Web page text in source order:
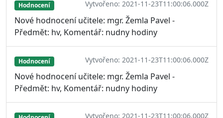
Hodnocení Vytvořeno: 2021-11-23T11:00:06.000Z
Nové hodnocení učitele: mgr. Žemla Pavel -
Předmět: hv, Komentář: nudny hodiny
Hodnocení Vytvořeno: 2021-11-23T11:00:06.000Z
Nové hodnocení učitele: mgr. Žemla Pavel -
Předmět: hv, Komentář: nudny hodiny
Vytvořeno: 2021-11-23T11:00:06.000Z